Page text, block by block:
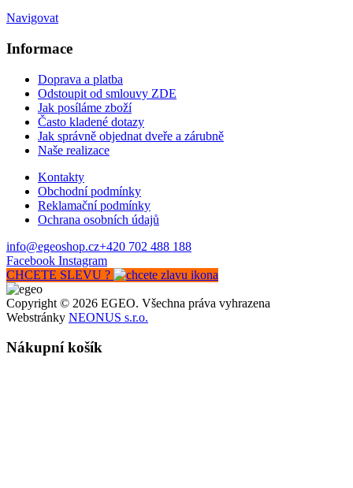
Navigovat
Informace
Doprava a platba
Odstoupit od smlouvy ZDE
Jak posíláme zboží
Často kladené dotazy
Jak správně objednat dveře a zárubně
Naše realizace
Kontakty
Obchodní podmínky
Reklamační podmínky
Ochrana osobních údajů
info@egeoshop.cz+420 702 488 188
Facebook Instagram
CHCETE SLEVU ?
Copyright © 2026 EGEO. Všechna práva vyhrazena
Webstránky NEONUS s.r.o.
Nákupní košík